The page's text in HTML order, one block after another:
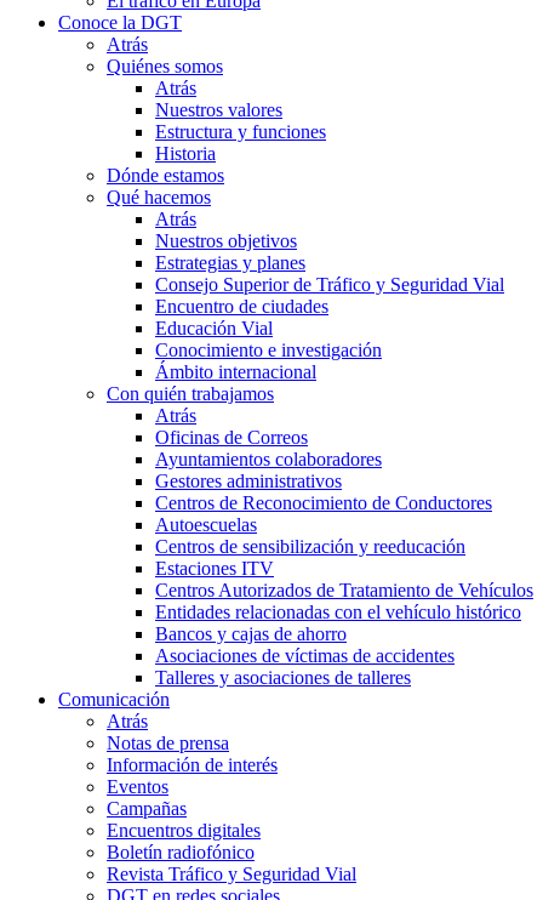
Conoce la DGT
Atrás
Quiénes somos
Atrás
Nuestros valores
Estructura y funciones
Historia
Dónde estamos
Qué hacemos
Atrás
Nuestros objetivos
Estrategias y planes
Consejo Superior de Tráfico y Seguridad Vial
Encuentro de ciudades
Educación Vial
Conocimiento e investigación
Ámbito internacional
Con quién trabajamos
Atrás
Oficinas de Correos
Ayuntamientos colaboradores
Gestores administrativos
Centros de Reconocimiento de Conductores
Autoescuelas
Centros de sensibilización y reeducación
Estaciones ITV
Centros Autorizados de Tratamiento de Vehículos
Entidades relacionadas con el vehículo histórico
Bancos y cajas de ahorro
Asociaciones de víctimas de accidentes
Talleres y asociaciones de talleres
Comunicación
Atrás
Notas de prensa
Información de interés
Eventos
Campañas
Encuentros digitales
Boletín radiofónico
Revista Tráfico y Seguridad Vial